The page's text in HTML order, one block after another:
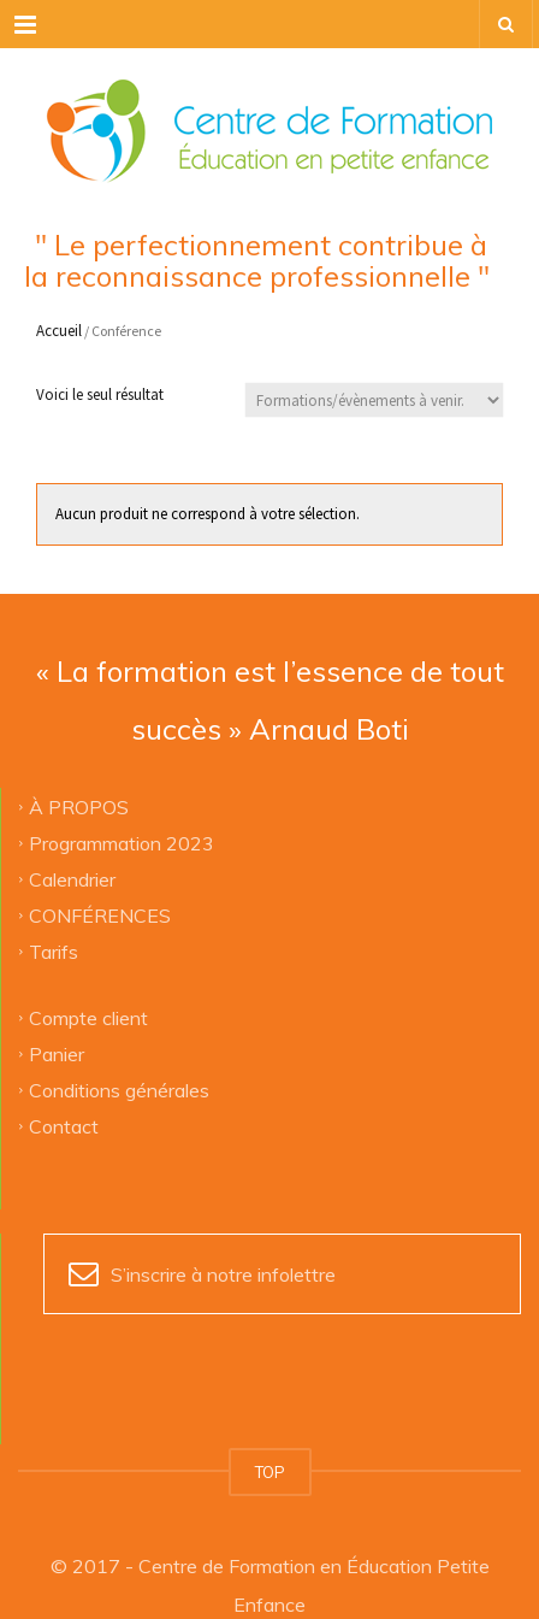
Menu
" Le perfectionnement contribue à
la reconnaissance professionnelle "
Accueil / Conférence
Voici le seul résultat
Aucun produit ne correspond à votre sélection.
« La formation est l’essence de tout
succès » Arnaud Boti
À PROPOS
Programmation 2023
Calendrier
CONFÉRENCES
Tarifs
Compte client
Panier
Conditions générales
Contact
S’inscrire à notre infolettre
TOP
© 2017 - Centre de Formation en Éducation Petite
Enfance